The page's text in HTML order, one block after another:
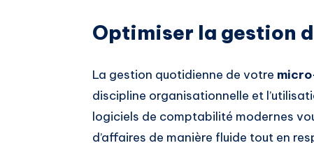
Optimiser la gestion
La gestion quotidienne de votre
discipline organisationnelle et
logiciels de comptabilité modernes
d’affaires de manière fluide tout en